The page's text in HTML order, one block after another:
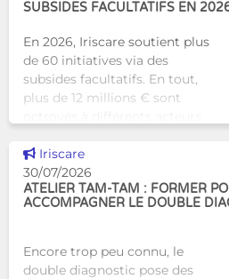
SUBSIDES FACULTATIFS EN
En 2026, Iriscare soutient plus
de 60 initiatives via des
subsides facultatifs. En tout,
plus de 12 millions € sont
travail au serv
Voir cette news
Iriscare
30/07/2026
ATELIER TAM-TAM : FORMER
ACCOMPAGNER LE DOUBLE
Encore trop peu connu, le
double diagnostic pose des